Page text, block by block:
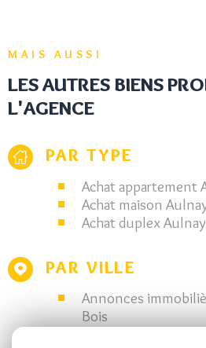
MAIS AUSSI
LES AUTRES BIENS
L'AGENCE
PAR TYPE
Achat appartement
Achat maison
Achat duplex
PAR VILLE
Annonces
Bois